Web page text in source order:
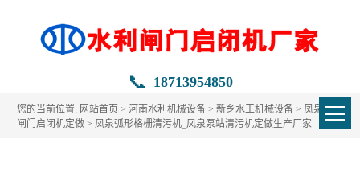
📞 18713954850
您的当前位置: 网站首页 >河南水利机械设备 >新乡水工机械设备 > 凤泉水利
闸门启闭机定做 > 凤泉弧形格栅清污机_凤泉泵站清污机定做生产厂家